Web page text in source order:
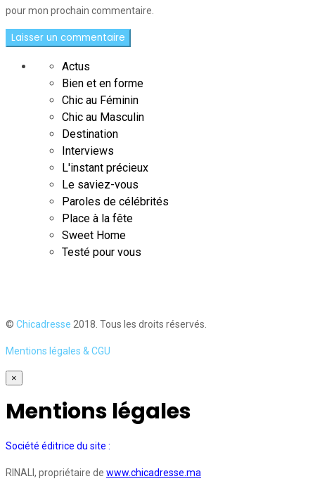
pour mon prochain commentaire.
Actus
Bien et en forme
Chic au Féminin
Chic au Masculin
Destination
Interviews
L'instant précieux
Le saviez-vous
Paroles de célébrités
Place à la fête
Sweet Home
Testé pour vous
© Chicadresse 2018. Tous les droits réservés.
Mentions légales & CGU
×
Mentions légales
Société éditrice du site :
RINALI, propriétaire de www.chicadresse.ma